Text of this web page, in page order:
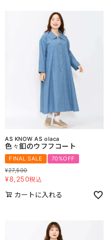
AS KNOW AS olaca
色々釦のウフフコート
FINAL SALE
70%OFF
¥27,500
¥8,250税込
カートに入れる